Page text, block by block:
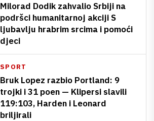
Milorad Dodik zahvalio Srbiji na
podršci humanitarnoj akciji S
ljubavlju hrabrim srcima i pomoći
djeci
SPORT
Bruk Lopez razbio Portland: 9
trojki i 31 poen — Klipersi slavili
119:103, Harden i Leonard
briljirali